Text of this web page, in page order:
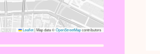
Leaflet|Map data ©OpenStreetMapcontributors